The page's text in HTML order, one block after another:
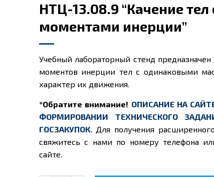
НТЦ-13.08.9 “Качение
моментами инерции”
Учебный лабораторный стенд
моментов инерции тел с одинаковыми
характер их движения.
*Обратите внимание! ОПИСАНИЕ НА
ФОРМИРОВАНИИ ТЕХНИЧЕСКОГО
ГОСЗАКУПОК. Для получения
свяжитесь с нами по номеру телефона
сайте.